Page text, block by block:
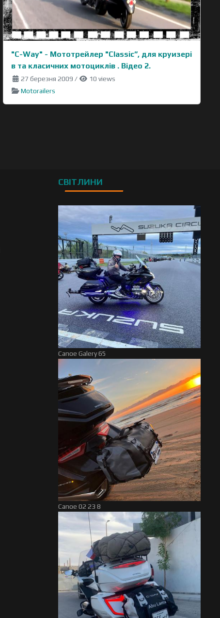
"C-Way" - Moтотрейлер "Classic”, для круизері
в та класичних мотоциклів . Відео 2.
27 березня 2009 /
10 views
Motorailers
СВІТЛИНИ
Canoe Galery 65
Canoe 02 23 8